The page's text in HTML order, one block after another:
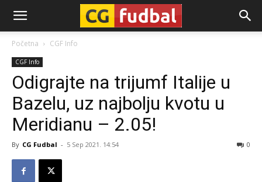
CG-
Fudbal
Početna CGF Info
CGF Info
Odigrajte na trijumf Italije u
Bazelu, uz najbolju kvotu u
Meridianu – 2.05!
By CG Fudbal - 5 Sep 2021. 14:54 0